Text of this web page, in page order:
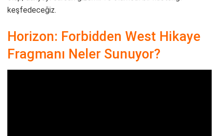
keşfedeceğiz.
Horizon: Forbidden West Hikaye
Fragmanı Neler Sunuyor?